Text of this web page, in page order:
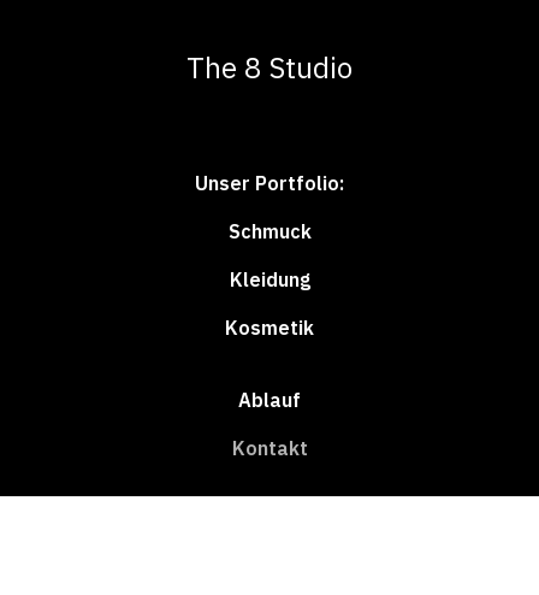
The 8 Studio
Unser Portfolio:
Schmuck
Kleidung
Kosmetik
Ablauf
Kontakt